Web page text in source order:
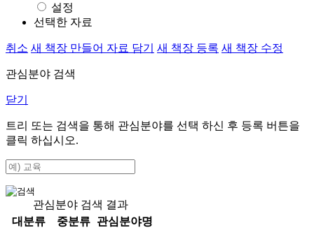
설정
선택한 자료
취소 새 책장 만들어 자료 담기 새 책장 등록 새 책장 수정
관심분야 검색
닫기
트리 또는 검색을 통해 관심분야를 선택 하신 후 등록 버튼을
클릭 하십시오.
관심분야 검색 결과
대분류
중분류
관심분야명